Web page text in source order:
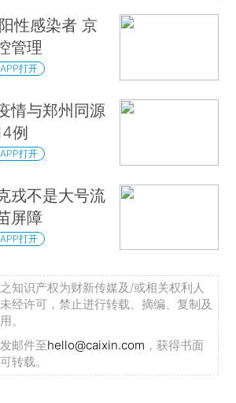
性感染者 京
管理
APP打开
情与郑州同源
例
APP打开
戎不是大号流
屏障
APP打开
知识产权为财新传媒及/或相关权利人
经许可，禁止进行转载、摘编、复制及
。
邮件至hello@caixin.com ，获得书面
转载。